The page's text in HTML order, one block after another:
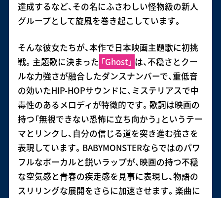
達成するなど、その名にふさわしい怪物級の新人
グループとして旋風を巻き起こしています。
そんな彼女たちが、本作で日本映画主題歌に初挑
戦。主題歌に決まった 「Ghost」 は、不穏さとクー
ルな力強さが融合したダンスナンバーで、重低音
の効いたHIP-HOPサウンドに、ミステリアスで中
毒性のあるメロディが特徴的です。歌詞は映画の
持つ「無視できない恐怖に立ち向かう」というテー
マとリンクし、自分の信じる道を突き進む強さを
表現しています。BABYMONSTERならではのパワ
フルなボーカルと鋭いラップが、映画の持つ不穏
な空気感と青春の疾走感を見事に表現し、物語の
スリリングな展開をさらに加速させます。楽曲に